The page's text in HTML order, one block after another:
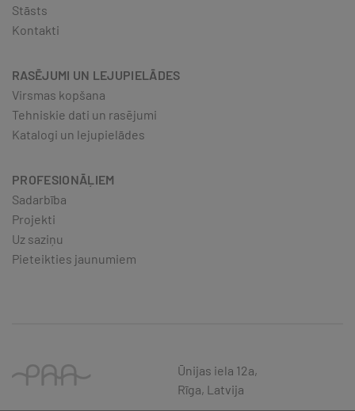
Stāsts
Kontakti
RASĒJUMI UN LEJUPIELĀDES
Virsmas kopšana
Tehniskie dati un rasējumi
Katalogi un lejupielādes
PROFESIONĀĻIEM
Sadarbība
Projekti
Uz saziņu
Pieteikties jaunumiem
Ūnijas iela 12a,
Rīga, Latvija